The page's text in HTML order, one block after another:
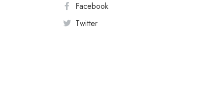
Facebook
Twitter